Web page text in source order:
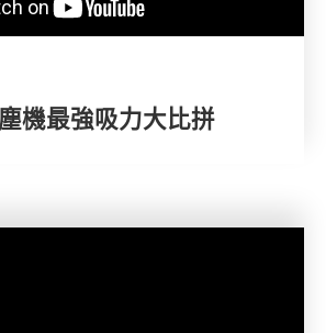
機最強吸力大比拼